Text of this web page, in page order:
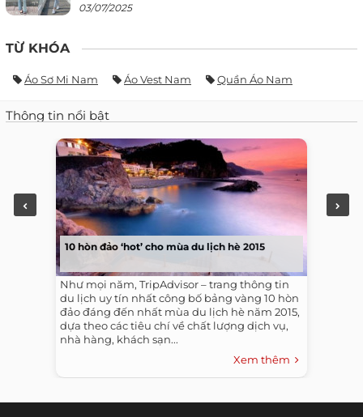
03/07/2025
TỪ KHÓA
Áo Sơ Mi Nam Áo Vest Nam Quần Áo Nam
Thông tin nổi bật
10 hòn đảo ‘hot’ cho mùa du lịch hè 2015
Như mọi năm, TripAdvisor – trang thông tin
du lịch uy tín nhất công bố bảng vàng 10 hòn
đảo đáng đến nhất mùa du lịch hè năm 2015,
dựa theo các tiêu chí về chất lượng dịch vụ,
nhà hàng, khách sạn...
Xem thêm